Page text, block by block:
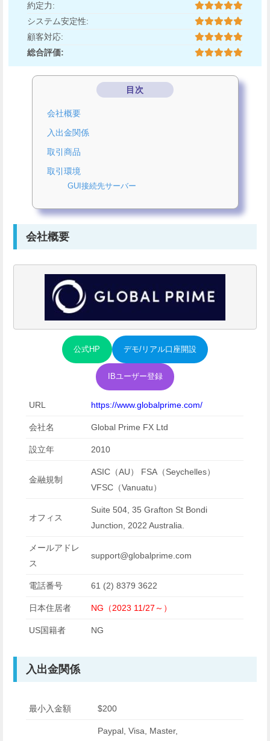
約定力:
システム安定性:
顧客対応:
総合評価:
目次
会社概要
入出金関係
取引商品
取引環境
GUI接続先サーバー
会社概要
公式HP デモ/リアル口座開設
IBユーザー登録
URL https://www.globalprime.com/
会社名 Global Prime FX Ltd
設立年 2010
金融規制
ASIC（AU） FSA（Seychelles）
VFSC（Vanuatu）
オフィス
Suite 504, 35 Grafton St Bondi
Junction, 2022 Australia.
メールアドレ
ス
support@globalprime.com
電話番号 61 (2) 8379 3622
日本住居者 NG（2023 11/27～）
US国籍者 NG
入出金関係
最小入金額 $200
Paypal, Visa, Master,